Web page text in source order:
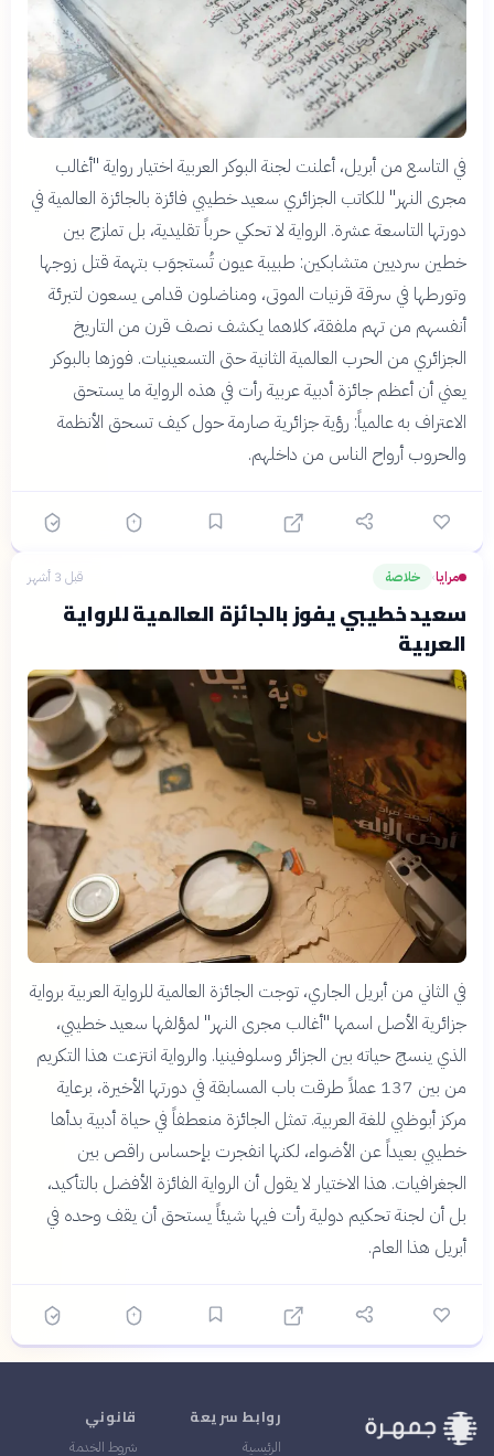
في التاسع من أبريل، أعلنت لجنة البوكر العربية اختيار رواية "أغالب
مجرى النهر" للكاتب الجزائري سعيد خطيبي فائزة بالجائزة العالمية في
دورتها التاسعة عشرة. الرواية لا تحكي حرباً تقليدية، بل تمازج بين
خطين سرديين متشابكين: طبيبة عيون تُستجوَب بتهمة قتل زوجها
وتورطها في سرقة قرنيات الموتى، ومناضلون قدامى يسعون لتبرئة
أنفسهم من تهم ملفقة، كلاهما يكشف نصف قرن من التاريخ
الجزائري من الحرب العالمية الثانية حتى التسعينيات. فوزها بالبوكر
يعني أن أعظم جائزة أدبية عربية رأت في هذه الرواية ما يستحق
الاعتراف به عالمياً: رؤية جزائرية صارمة حول كيف تسحق الأنظمة
والحروب أرواح الناس من داخلهم.
مرايا› خلاصة قبل 3 أشهر
سعيد خطيبي يفوز بالجائزة العالمية للرواية
العربية
في الثاني من أبريل الجاري، توجت الجائزة العالمية للرواية العربية برواية
جزائرية الأصل اسمها "أغالب مجرى النهر" لمؤلفها سعيد خطيبي،
الذي ينسج حياته بين الجزائر وسلوفينيا. والرواية انتزعت هذا التكريم
من بين 137 عملاً طرقت باب المسابقة في دورتها الأخيرة، برعاية
مركز أبوظبي للغة العربية. تمثل الجائزة منعطفاً في حياة أدبية بدأها
خطيبي بعيداً عن الأضواء، لكنها انفجرت بإحساس راقص بين
الجغرافيات. هذا الاختيار لا يقول أن الرواية الفائزة الأفضل بالتأكيد،
بل أن لجنة تحكيم دولية رأت فيها شيئاً يستحق أن يقف وحده في
أبريل هذا العام.
روابط سريعة
الرئيسية
قانوني
شروط الخدمة